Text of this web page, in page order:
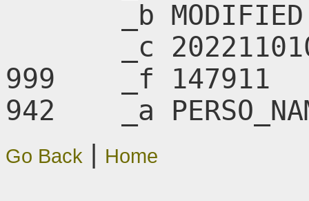
999    _f 147911
942    _a
Go Back | Home